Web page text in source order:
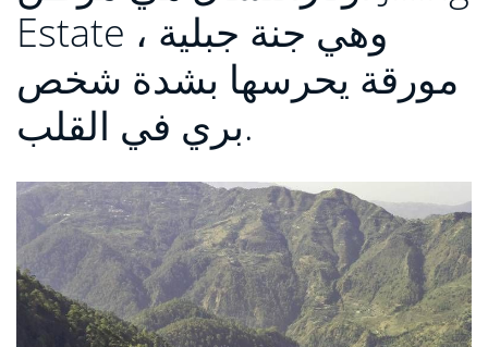
Estate ، وهي جنة جبلية
مورقة يحرسها بشدة شخص
بري في القلب.